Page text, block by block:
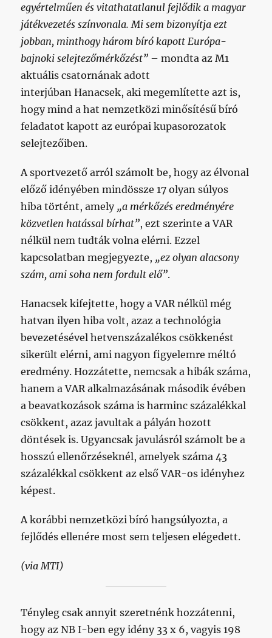
egyértelműen és vitathatatlanul fejlődik a magyar
játékvezetés színvonala. Mi sem bizonyítja ezt
jobban, minthogy három bíró kapott Európa-
bajnoki selejtezőmérkőzést” – mondta az M1
aktuális csatornának adott
interjúban Hanacsek, aki megemlítette azt is,
hogy mind a hat nemzetközi minősítésű bíró
feladatot kapott az európai kupasorozatok
selejtezőiben.
A sportvezető arról számolt be, hogy az élvonal
előző idényében mindössze 17 olyan súlyos
hiba történt, amely „a mérkőzés eredményére
közvetlen hatással bírhat”, ezt szerinte a VAR
nélkül nem tudták volna elérni. Ezzel
kapcsolatban megjegyezte, „ez olyan alacsony
szám, ami soha nem fordult elő”.
Hanacsek kifejtette, hogy a VAR nélkül még
hatvan ilyen hiba volt, azaz a technológia
bevezetésével hetvenszázalékos csökkenést
sikerült elérni, ami nagyon figyelemre méltó
eredmény. Hozzátette, nemcsak a hibák száma,
hanem a VAR alkalmazásának második évében
a beavatkozások száma is harminc százalékkal
csökkent, azaz javultak a pályán hozott
döntések is. Ugyancsak javulásról számolt be a
hosszú ellenőrzéseknél, amelyek száma 43
százalékkal csökkent az első VAR-os idényhez
képest.
A korábbi nemzetközi bíró hangsúlyozta, a
fejlődés ellenére most sem teljesen elégedett.
(via MTI)
Tényleg csak annyit szeretnénk hozzátenni,
hogy az NB I-ben egy idény 33 x 6, vagyis 198